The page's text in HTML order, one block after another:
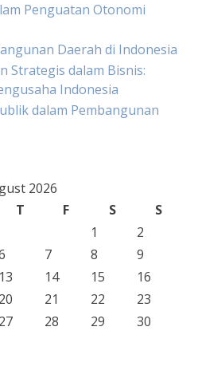
Penguatan Otonomi
Daerah di Indonesia
Strategis dalam Bisnis:
Indonesia
dalam Pembangunan
2026
T F S
S
1
2
7 8
9
13 14 15
16
20 21 22
23
27 28 29
30